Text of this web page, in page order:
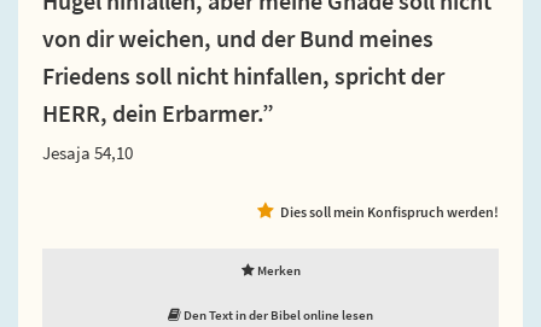
von dir weichen, und der Bund meines
Friedens soll nicht hinfallen, spricht der
HERR, dein Erbarmer.”
Jesaja 54,10
Dies soll mein Konfispruch werden!
Merken
Den Text in der Bibel online lesen